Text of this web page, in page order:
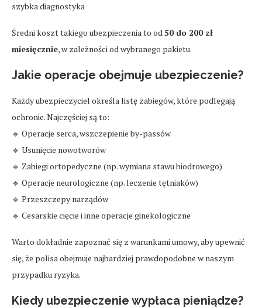
szybka diagnostyka
Średni koszt takiego ubezpieczenia to od50 do 200 zł
miesięcznie, w zależności od wybranego pakietu.
Jakie operacje obejmuje ubezpieczenie?
Każdy ubezpieczyciel określa listę zabiegów, które podlegają
ochronie. Najczęściej są to:
🔹 Operacje serca, wszczepienie by-passów
🔹 Usunięcie nowotworów
🔹 Zabiegi ortopedyczne (np. wymiana stawu biodrowego)
🔹 Operacje neurologiczne (np. leczenie tętniaków)
🔹 Przeszczepy narządów
🔹 Cesarskie cięcie i inne operacje ginekologiczne
Warto dokładnie zapoznać się z warunkami umowy, aby upewnić
się, że polisa obejmuje najbardziej prawdopodobne w naszym
przypadku ryzyka.
Kiedy ubezpieczenie wypłaca pieniądze?